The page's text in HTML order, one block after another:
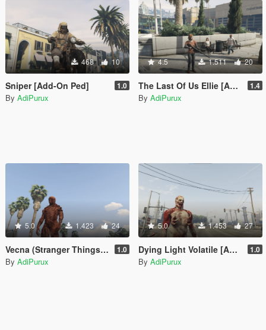
468 10
Sniper [Add-On Ped] 1.0
By AdiPurux
4.5 1.511 20
The Last Of Us Ellie [Add-On Ped] 1.4
By AdiPurux
5.0 1.423 24
Vecna (Stranger Things) [Add-On Ped] 1.0
By AdiPurux
5.0 1.453 27
Dying Light Volatile [Add-On Ped] 1.0
By AdiPurux